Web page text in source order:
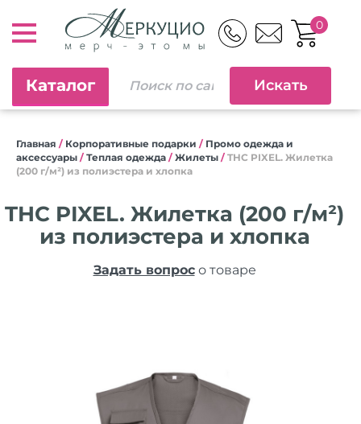
0
Каталог
Главная / Корпоративные подарки / Промо одежда и
аксессуары / Теплая одежда / Жилеты / THC PIXEL. Жилетка
(200 г/м²) из полиэстера и хлопка
THC PIXEL. Жилетка (200 г/м²)
из полиэстера и хлопка
Задать вопросо товаре